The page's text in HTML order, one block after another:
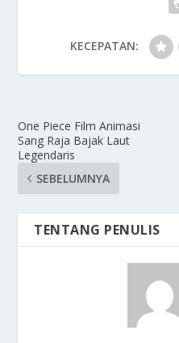
KECEPATAN:
One Piece Film Animasi
Sang Raja Bajak Laut
Legendaris
SEBELUMNYA
TENTANG PENULIS